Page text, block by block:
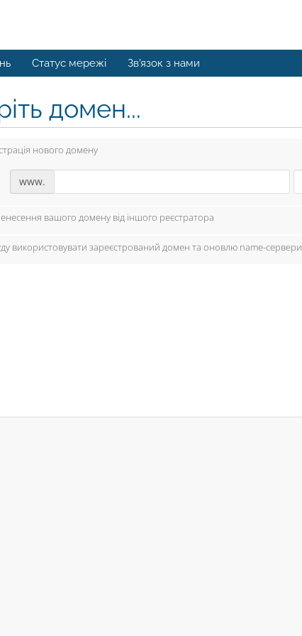
Статус мережі Зв'язок з нами
домен...
нового домену
www.
вашого домену від іншого реєстратора
використовувати зареєстрований домен та оновлю name-сервери